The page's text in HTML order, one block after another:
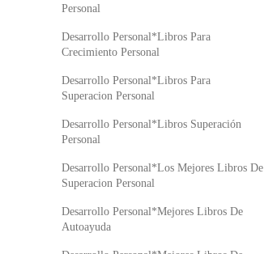
Personal
Desarrollo Personal*Libros Para
Crecimiento Personal
Desarrollo Personal*Libros Para
Superacion Personal
Desarrollo Personal*Libros Superación
Personal
Desarrollo Personal*Los Mejores Libros De
Superacion Personal
Desarrollo Personal*Mejores Libros De
Autoayuda